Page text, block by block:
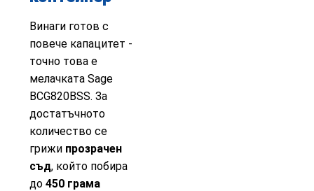
Винаги готов с
повече капацитет -
точно това е
мелачката Sage
BCG820BSS. За
достатъчното
количество се
грижи прозрачен
съд, който побира
до 450 грама